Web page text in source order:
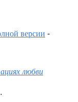
версии -
любви